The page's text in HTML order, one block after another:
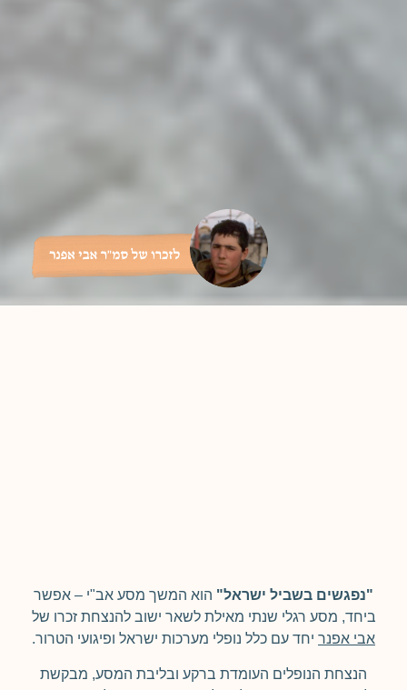
"נפגשים בשביל ישראל" הוא המשך מסע אב"י – אפשר
ביחד, מסע רגלי שנתי מאילת לשאר ישוב להנצחת זכרו של
אבי אפנר יחד עם כלל נופלי מערכות ישראל ופיגועי הטרור.
הנצחת הנופלים העומדת ברקע ובליבת המסע, מבקשת